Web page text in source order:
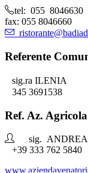
tel: 055 8046630
fax: 055 8046660
Referente
sig.ra ILENIA
345 3691538
Ref. Az.
sig. ANDREA
+39 333 762 5840